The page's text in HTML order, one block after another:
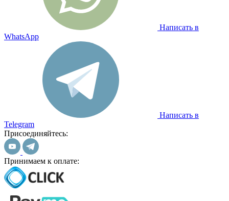
Написать в
WhatsApp
Написать в
Telegram
Присоединяйтесь:
Принимаем к оплате: